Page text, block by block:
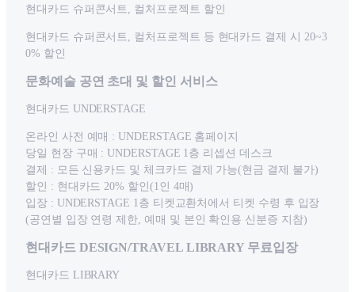
현대카드 슈퍼콘서트, 컬처프로젝트 할인
현대카드 슈퍼콘서트, 컬처프로젝트 등 현대카드 결제 시 20~3
0% 할인
문화예술 공연 초대 및 할인 서비스
현대카드 UNDERSTAGE
온라인 사전 예매 : UNDERSTAGE 홈페이지
당일 현장 구매 : UNDERSTAGE 1층 리셉션 데스크
결제 : 모든 신용카드 및 체크카드 결제 가능(현금 결제 불가)
할인 : 현대카드 20% 할인(1인 4매)
입장 : UNDERSTAGE 1층 티켓교환처에서 티켓 수령 후 입장
(공연별 입장 연령 제한, 예매 및 본인 확인용 신분증 지참)
현대카드 DESIGN/TRAVEL LIBRARY 무료입장
현대카드 LIBRARY